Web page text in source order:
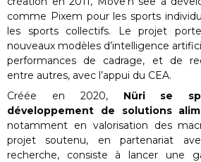
comme Pixem pour les sports
les sports collectifs. Le projet
nouveaux modèles d’intelligence
performances de cadrage, et de
entre autres, avec l’appui du CEA.
Créée en 2020, Nüri se
développement de solutions
notamment en valorisation des
projet soutenu, en partenariat
recherche, consiste à lancer une